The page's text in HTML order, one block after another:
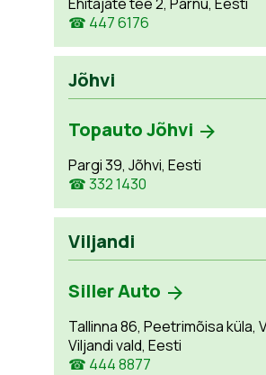
☎ 447 6176
Jõhvi
Topauto Jõhvi
Pargi 39, Jõhvi, Eesti
☎ 332 1430
Viljandi
Siller Auto
Tallinna 86, Peetrimõisa küla,
Viljandi vald, Eesti
☎ 444 8877